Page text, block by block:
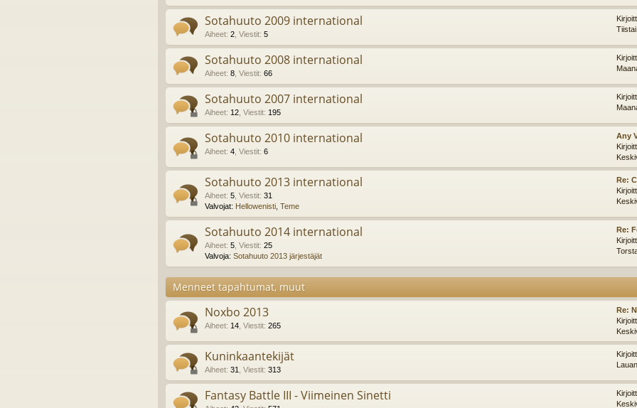
Sotahuuto 2009 international
Aiheet: 2 Viestit: 5
Sotahuuto 2008 international
Aiheet: 8 Viestit: 66
Sotahuuto 2007 international
Aiheet: 12 Viestit: 195
Sotahuuto 2010 international
Aiheet: 4 Viestit: 6
Any
Sotahuuto 2013 international
Aiheet: 5 Viestit: 31
Valvojat: Hellowenisti Teme
Re:
Sotahuuto 2014 international
Aiheet: 5 Viestit: 25
Valvoja: Sotahuuto 2013 järjestäjät
Re:
Menneet tapahtumat, muut
Noxbo 2013
Aiheet: 14 Viestit: 265
Re:
Kuninkaantekijät
Aiheet: 31 Viestit: 313
Fantasy Battle III - Viimeinen Sinetti